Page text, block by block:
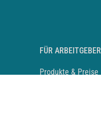
FÜR ARBEITGEBER
Produkte & Preise